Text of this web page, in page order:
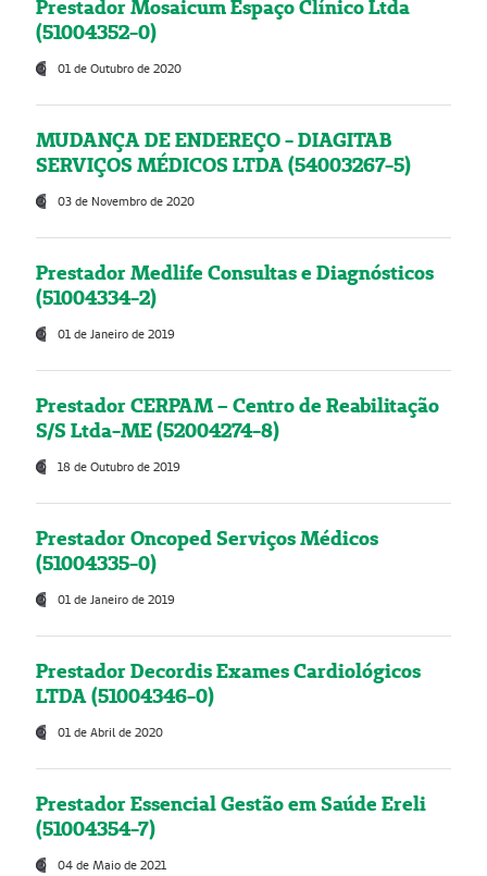
Prestador Mosaicum Espaço Clínico Ltda
(51004352-0)
01 de Outubro de 2020
MUDANÇA DE ENDEREÇO - DIAGITAB
SERVIÇOS MÉDICOS LTDA (54003267-5)
03 de Novembro de 2020
Prestador Medlife Consultas e Diagnósticos
(51004334-2)
01 de Janeiro de 2019
Prestador CERPAM – Centro de Reabilitação
S/S Ltda-ME (52004274-8)
18 de Outubro de 2019
Prestador Oncoped Serviços Médicos
(51004335-0)
01 de Janeiro de 2019
Prestador Decordis Exames Cardiológicos
LTDA (51004346-0)
01 de Abril de 2020
Prestador Essencial Gestão em Saúde Ereli
(51004354-7)
04 de Maio de 2021